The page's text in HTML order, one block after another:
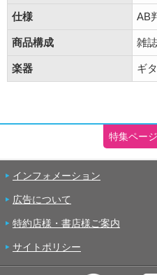
仕様 AB
商品構成 雑誌
楽器 ギ
特集ペー
インフォメーション
広告について
特約店様・書店様ご案内
サイトポリシー